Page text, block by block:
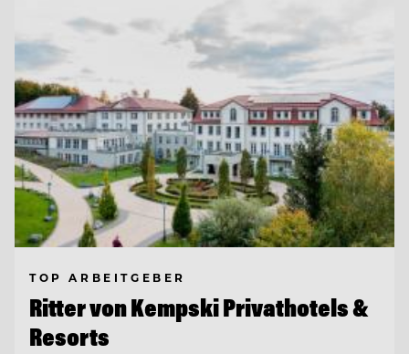
TOP ARBEITGEBER
Ritter von Kempski Privathotels &
Resorts